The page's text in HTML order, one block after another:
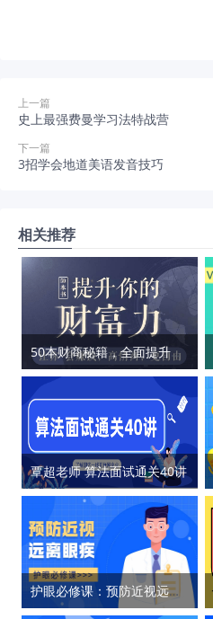
上一篇
史上最强费曼学习法特战营
下一篇
3招学会地道美语发音技巧
相关推荐
50本财商秘籍，全面提升你的财富力
覃超老师 算法面试通关40讲
护眼必修课：预防近视远离眼疾